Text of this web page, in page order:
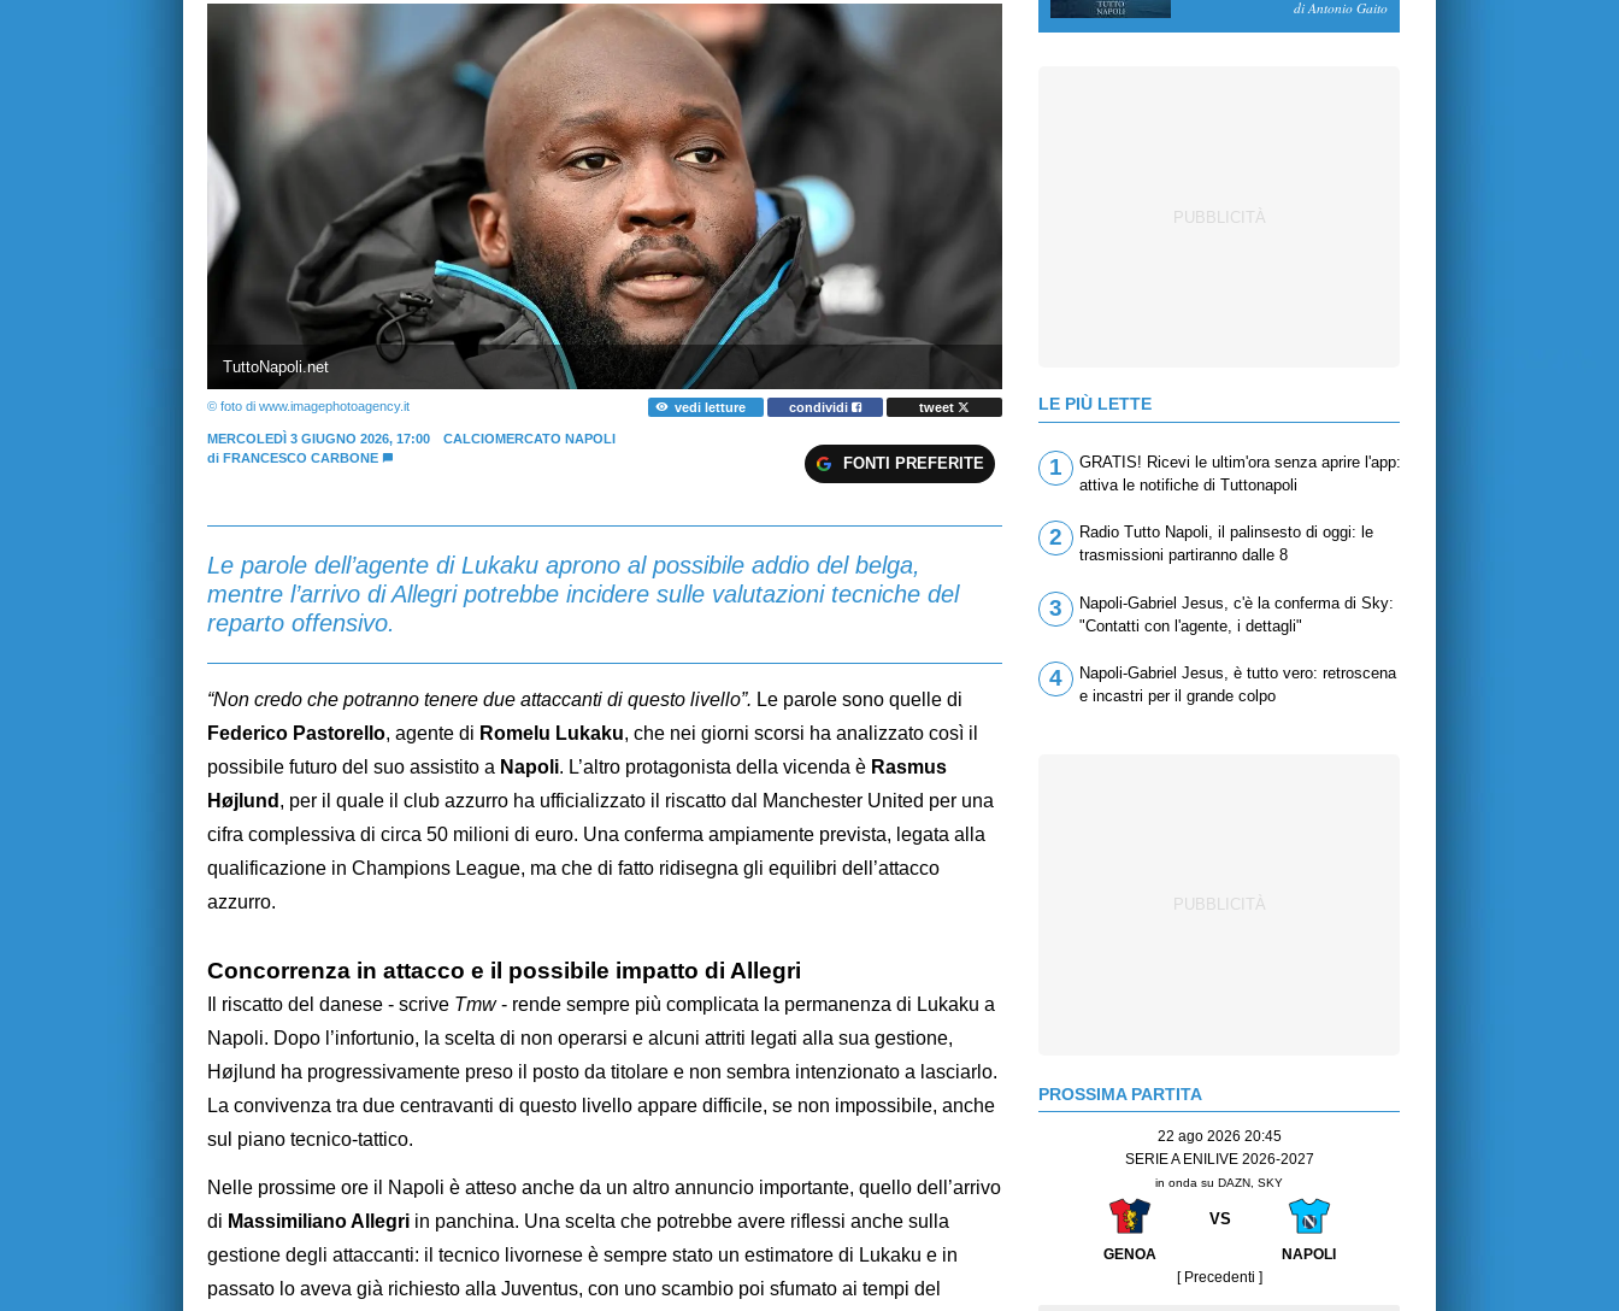
TuttoNapoli.net
© foto di www.imagephotoagency.it vedi letture condividi tweet
MERCOLEDÌ 3 GIUGNO 2026, 17:00
CALCIOMERCATO NAPOLI
di FRANCESCO CARBONE FONTI PREFERITE
Le parole dell’agente di Lukaku aprono al possibile addio del belga,
mentre l’arrivo di Allegri potrebbe incidere sulle valutazioni tecniche del
reparto offensivo.
“Non credo che potranno tenere due attaccanti di questo livello”. Le parole sono quelle di
Federico Pastorello, agente di Romelu Lukaku, che nei giorni scorsi ha analizzato così il
possibile futuro del suo assistito a Napoli. L’altro protagonista della vicenda è Rasmus
Højlund , per il quale il club azzurro ha ufficializzato il riscatto dal Manchester United per una
cifra complessiva di circa 50 milioni di euro. Una conferma ampiamente prevista, legata alla
qualificazione in Champions League, ma che di fatto ridisegna gli equilibri dell’attacco
azzurro.
Concorrenza in attacco e il possibile impatto di Allegri
Il riscatto del danese - scrive Tmw- rende sempre più complicata la permanenza di Lukaku a
Napoli. Dopo l’infortunio, la scelta di non operarsi e alcuni attriti legati alla sua gestione,
Højlund ha progressivamente preso il posto da titolare e non sembra intenzionato a lasciarlo.
La convivenza tra due centravanti di questo livello appare difficile, se non impossibile, anche
sul piano tecnico-tattico.
Nelle prossime ore il Napoli è atteso anche da un altro annuncio importante, quello dell’arrivo
di Massimiliano Allegri in panchina. Una scelta che potrebbe avere riflessi anche sulla
gestione degli attaccanti: il tecnico livornese è sempre stato un estimatore di Lukaku e in
passato lo aveva già richiesto alla Juventus, con uno scambio poi sfumato ai tempi del
SBLOCCANO ARRIVIdi Antonio Gaito
LE PIÙ LETTE
1
GRATIS! Ricevi le ultim'ora senza aprire l'app:
attiva le notifiche di Tuttonapoli
2
Radio Tutto Napoli, il palinsesto di oggi: le
trasmissioni partiranno dalle 8
3
Napoli-Gabriel Jesus, c'è la conferma di Sky:
"Contatti con l'agente, i dettagli"
4
Napoli-Gabriel Jesus, è tutto vero: retroscena
e incastri per il grande colpo
PROSSIMA PARTITA
22 ago 2026 20:45
SERIE A ENILIVE 2026-2027
in onda su DAZN, SKY
VS
GENOA
NAPOLI
[ Precedenti ]